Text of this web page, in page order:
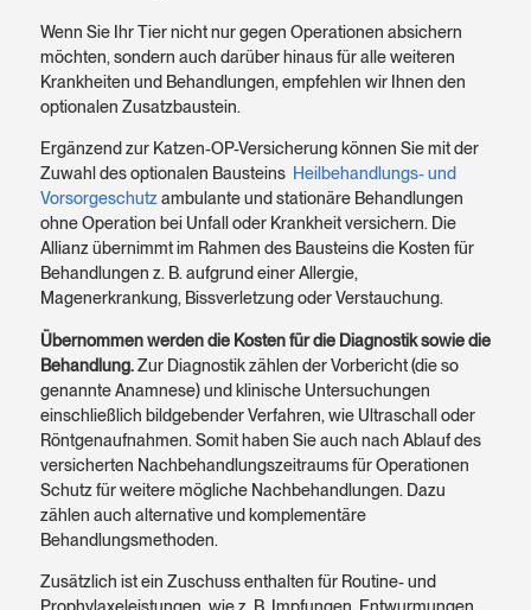
Wenn Sie Ihr Tier nicht nur gegen Operationen absichern
möchten, sondern auch darüber hinaus für alle weiteren
Krankheiten und Behandlungen, empfehlen wir Ihnen den
optionalen Zusatzbaustein.
Ergänzend zur Katzen-OP-Versicherung können Sie mit der
Zuwahl des optionalen Bausteins Heilbehandlungs- und
Vorsorgeschutz ambulante und stationäre Behandlungen
ohne Operation bei Unfall oder Krankheit versichern. Die
Allianz übernimmt im Rahmen des Bausteins die Kosten für
Behandlungen z. B. aufgrund einer Allergie,
Magenerkrankung, Bissverletzung oder Verstauchung.
Übernommen werden die Kosten für die Diagnostik sowie die
Behandlung.Zur Diagnostik zählen der Vorbericht (die so
genannte Anamnese) und klinische Untersuchungen
einschließlich bildgebender Verfahren, wie Ultraschall oder
Röntgenaufnahmen. Somit haben Sie auch nach Ablauf des
versicherten Nachbehandlungszeitraums für Operationen
Schutz für weitere mögliche Nachbehandlungen. Dazu
zählen auch alternative und komplementäre
Behandlungsmethoden.
Zusätzlich ist ein Zuschuss enthalten für Routine- und
Prophylaxeleistungen, wie z. B. Impfungen, Entwurmungen,